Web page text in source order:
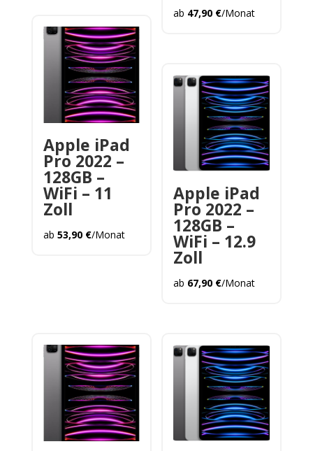
ab 47,90 €/Monat
Apple iPad
Pro 2022 –
128GB –
WiFi – 11
Zoll
ab 53,90 €/Monat
Apple iPad
Pro 2022 –
128GB –
WiFi – 12.9
Zoll
ab 67,90 €/Monat